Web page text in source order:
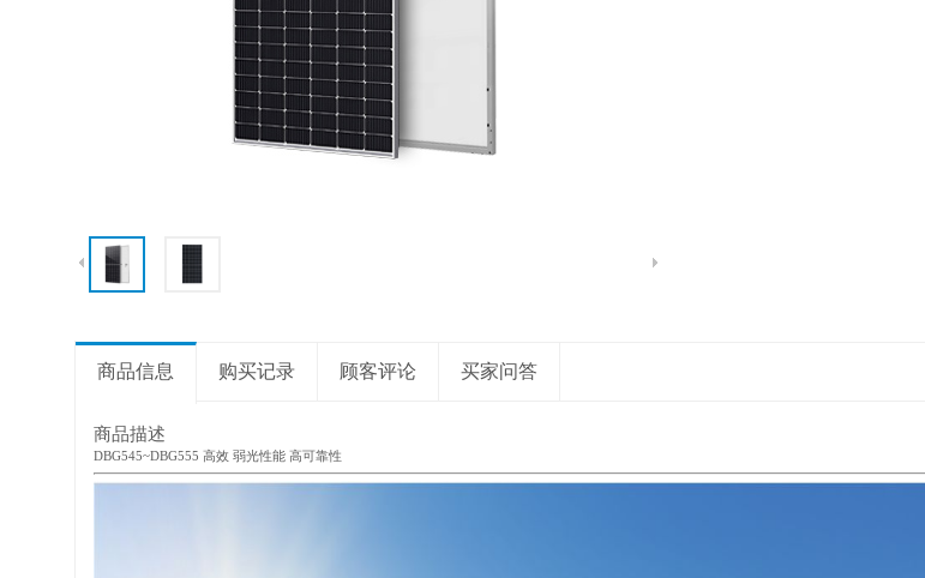
商品信息 购买记录 顾客评论 买家问答
商品描述
DBG545~DBG555 高效 弱光性能 高可靠性